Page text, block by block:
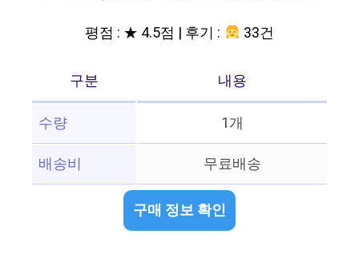
평점 : ★ 4.5점 | 후기 : 33건
구분
내용
수량
1개
배송비
무료배송
구매 정보 확인